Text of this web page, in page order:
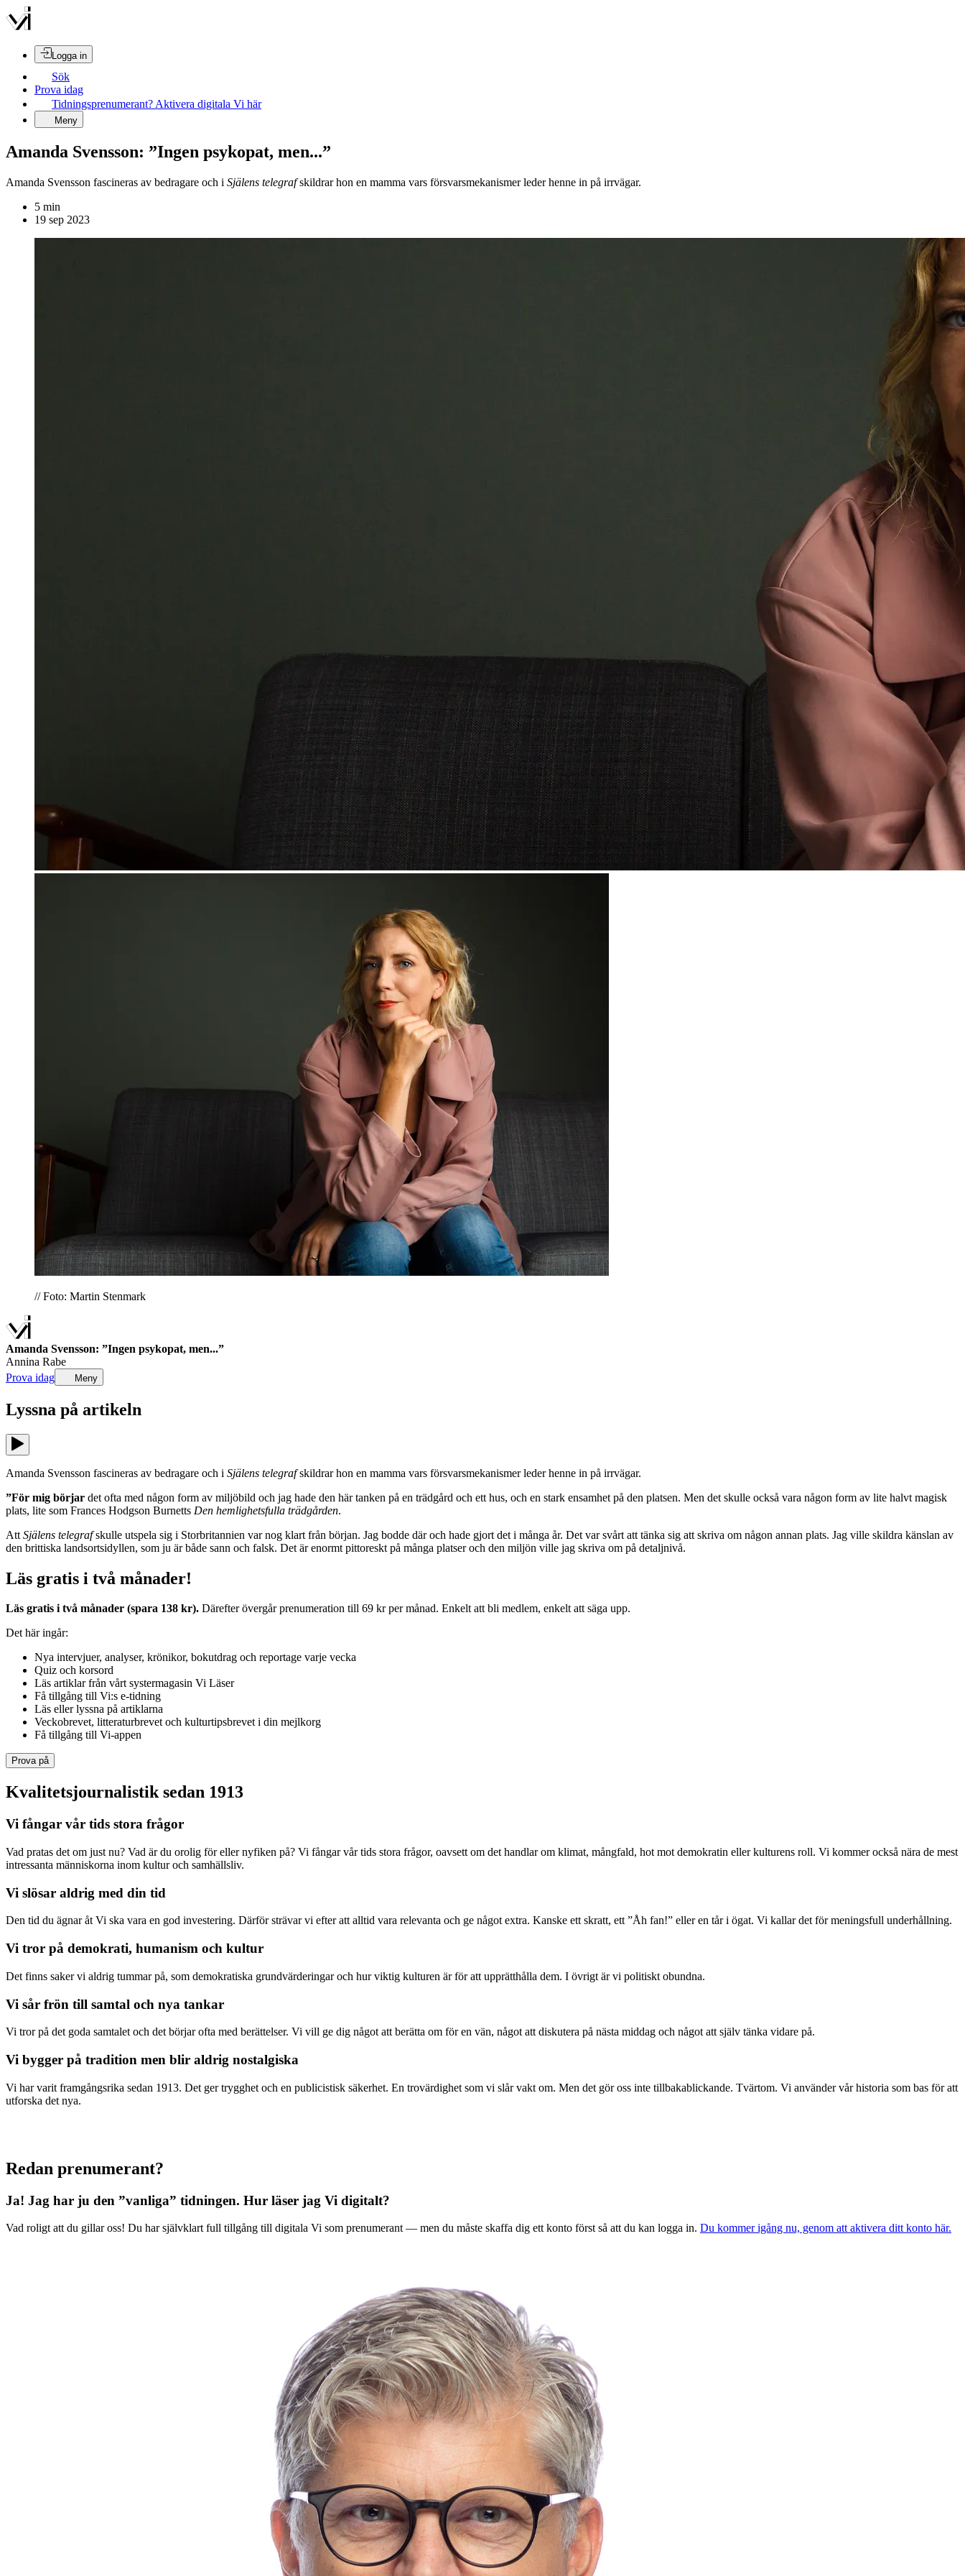
Logga in
Sök
Prova idag
Tidningsprenumerant? Aktivera digitala Vi här
Meny
Amanda Svensson: ”Ingen psykopat, men...”
Amanda Svensson fascineras av bedragare och i Själens telegrafskildrar hon en mamma vars försvarsmekanismer leder henne in på irrvägar.
5 min
19 sep 2023
// Foto: Martin Stenmark
Amanda Svensson: ”Ingen psykopat, men...”
Annina Rabe
Prova idag
Meny
Lyssna på artikeln
Amanda Svensson fascineras av bedragare och i Själens telegrafskildrar hon en mamma vars försvarsmekanismer leder henne in på irrvägar.
”För mig börjar det ofta med någon form av miljöbild och jag hade den här tanken på en trädgård och ett hus, och en stark ensamhet på den platsen. Men det skulle också vara någon form av lite halvt magisk
plats, lite som Frances Hodgson Burnetts Den hemlighetsfulla trädgården.
Att Själens telegrafskulle utspela sig i Storbritannien var nog klart från början. Jag bodde där och hade gjort det i många år. Det var svårt att tänka sig att skriva om någon annan plats. Jag ville skildra känslan av
den brittiska landsortsidyllen, som ju är både sann och falsk. Det är enormt pittoreskt på många platser och den miljön ville jag skriva om på detaljnivå.
Läs gratis i två månader!
Läs gratis i två månader (spara 138 kr). Därefter övergår prenumeration till 69 kr per månad. Enkelt att bli medlem, enkelt att säga upp.
Det här ingår:
Nya intervjuer, analyser, krönikor, bokutdrag och reportage varje vecka
Quiz och korsord
Läs artiklar från vårt systermagasin Vi Läser
Få tillgång till Vi:s e-tidning
Läs eller lyssna på artiklarna
Veckobrevet, litteraturbrevet och kulturtipsbrevet i din mejlkorg
Få tillgång till Vi-appen
Prova på
Kvalitetsjournalistik sedan 1913
Vi fångar vår tids stora frågor
Vad pratas det om just nu? Vad är du orolig för eller nyfiken på? Vi fångar vår tids stora frågor, oavsett om det handlar om klimat, mångfald, hot mot demokratin eller kulturens roll. Vi kommer också nära de mest
intressanta människorna inom kultur och samhällsliv.
Vi slösar aldrig med din tid
Den tid du ägnar åt Vi ska vara en god investering. Därför strävar vi efter att alltid vara relevanta och ge något extra. Kanske ett skratt, ett ”Åh fan!” eller en tår i ögat. Vi kallar det för meningsfull underhållning.
Vi tror på demokrati, humanism och kultur
Det finns saker vi aldrig tummar på, som demokratiska grundvärderingar och hur viktig kulturen är för att upprätthålla dem. I övrigt är vi politiskt obundna.
Vi sår frön till samtal och nya tankar
Vi tror på det goda samtalet och det börjar ofta med berättelser. Vi vill ge dig något att berätta om för en vän, något att diskutera på nästa middag och något att själv tänka vidare på.
Vi bygger på tradition men blir aldrig nostalgiska
Vi har varit framgångsrika sedan 1913. Det ger trygghet och en publicistisk säkerhet. En trovärdighet som vi slår vakt om. Men det gör oss inte tillbakablickande. Tvärtom. Vi använder vår historia som bas för att
utforska det nya.
Redan prenumerant?
Ja! Jag har ju den ”vanliga” tidningen. Hur läser jag Vi digitalt?
Vad roligt att du gillar oss! Du har självklart full tillgång till digitala Vi som prenumerant — men du måste skaffa dig ett konto först så att du kan logga in. Du kommer igång nu, genom att aktivera ditt konto här.